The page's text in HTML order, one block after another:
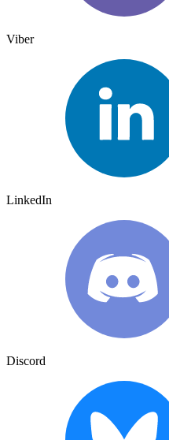
Viber
LinkedIn
Discord